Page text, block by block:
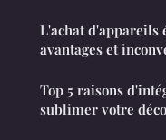
L'achat d'appareils
avantages et
Top 5 raisons
sublimer votre déco